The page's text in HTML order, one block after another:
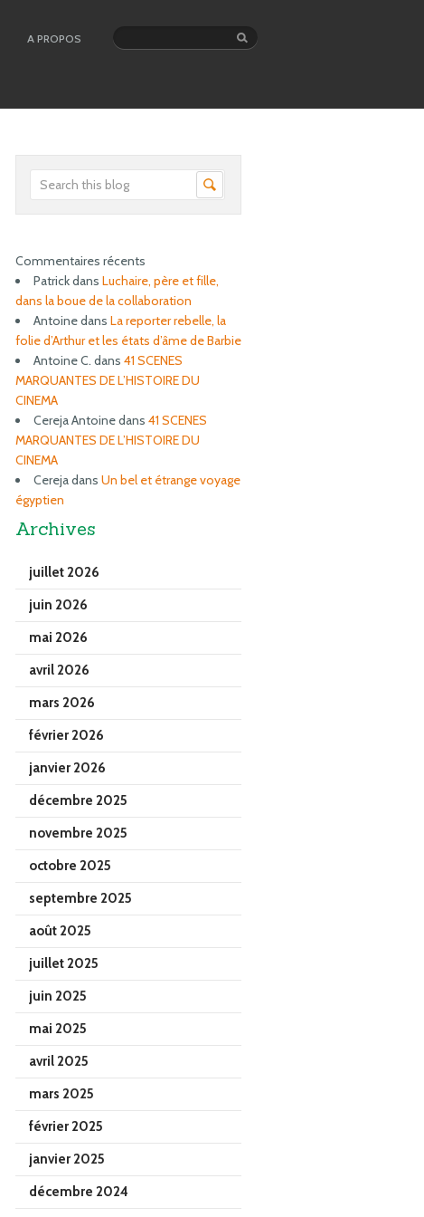
A PROPOS
Commentaires récents
Patrickdans Luchaire, père et fille,
dans la boue de la collaboration
Antoinedans La reporter rebelle, la
folie d’Arthur et les états d’âme de Barbie
Antoine C. dans 41 SCENES
MARQUANTES DE L’HISTOIRE DU
CINEMA
Cereja Antoinedans 41 SCENES
MARQUANTES DE L’HISTOIRE DU
CINEMA
Cerejadans Un bel et étrange voyage
égyptien
Archives
juillet 2026
juin 2026
mai 2026
avril 2026
mars 2026
février 2026
janvier 2026
décembre 2025
novembre 2025
octobre 2025
septembre 2025
août 2025
juillet 2025
juin 2025
mai 2025
avril 2025
mars 2025
février 2025
janvier 2025
décembre 2024